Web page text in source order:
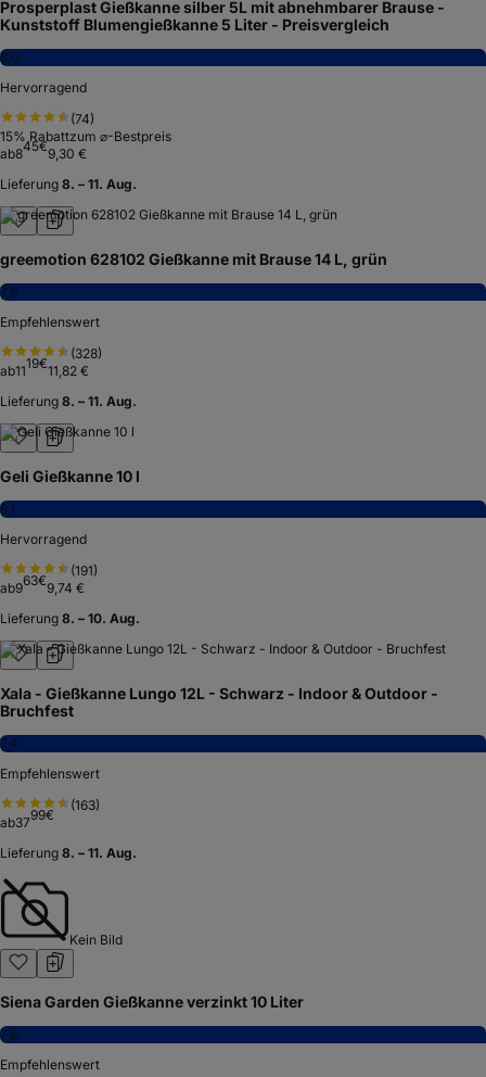
Prosperplast Gießkanne silber 5L mit abnehmbarer Brause -
Kunststoff Blumengießkanne 5 Liter - Preisvergleich
8,0
Hervorragend
(74)
15% Rabattzum ⌀-Bestpreis
ab845€9,30 €
Lieferung 8. – 11. Aug.
greemotion 628102 Gießkanne mit Brause 14 L, grün
7,8
Empfehlenswert
(328)
ab1119€11,82 €
Lieferung 8. – 11. Aug.
Geli Gießkanne 10 l
8,1
Hervorragend
(191)
ab963€9,74 €
Lieferung 8. – 10. Aug.
Xala - Gießkanne Lungo 12L - Schwarz - Indoor & Outdoor -
Bruchfest
7,4
Empfehlenswert
(163)
ab3799€
Lieferung 8. – 11. Aug.
Kein Bild
Siena Garden Gießkanne verzinkt 10 Liter
7,6
Empfehlenswert